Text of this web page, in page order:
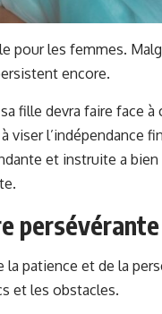
pour les femmes.
encore.
fille devra faire face à
viser l’indépendance
et instruite a
persévérante
la patience et de la
et les obstacles.